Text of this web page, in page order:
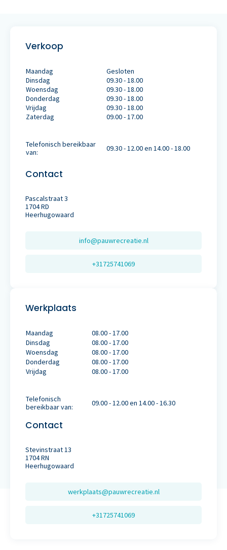
Verkoop
Maandag
Gesloten
Dinsdag
09.30 - 18.00
Woensdag
09.30 - 18.00
Donderdag
09.30 - 18.00
Vrijdag
09.30 - 18.00
Zaterdag
09.00 - 17.00
Telefonisch bereikbaar
van:
09.30 - 12.00 en 14.00 - 18.00
Contact
Pascalstraat 3
1704 RD
Heerhugowaard
info@pauwrecreatie.nl
+31725741069
Werkplaats
Maandag
08.00 - 17.00
Dinsdag
08.00 - 17.00
Woensdag
08.00 - 17.00
Donderdag
08.00 - 17.00
Vrijdag
08.00 - 17.00
Telefonisch
bereikbaar van:
09.00 - 12.00 en 14.00 - 16.30
Contact
Stevinstraat 13
1704 RN
Heerhugowaard
werkplaats@pauwrecreatie.nl
+31725741069